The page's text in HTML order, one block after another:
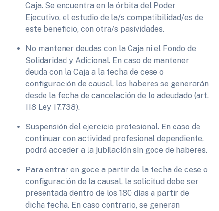
Caja. Se encuentra en la órbita del Poder
Ejecutivo, el estudio de la/s compatibilidad/es de
este beneficio, con otra/s pasividades.
No mantener deudas con la Caja ni el Fondo de
Solidaridad y Adicional. En caso de mantener
deuda con la Caja a la fecha de cese o
configuración de causal, los haberes se generarán
desde la fecha de cancelación de lo adeudado (art.
118 Ley 17.738).
Suspensión del ejercicio profesional. En caso de
continuar con actividad profesional dependiente,
podrá acceder a la jubilación sin goce de haberes.
Para entrar en goce a partir de la fecha de cese o
configuración de la causal, la solicitud debe ser
presentada dentro de los 180 días a partir de
dicha fecha. En caso contrario, se generan